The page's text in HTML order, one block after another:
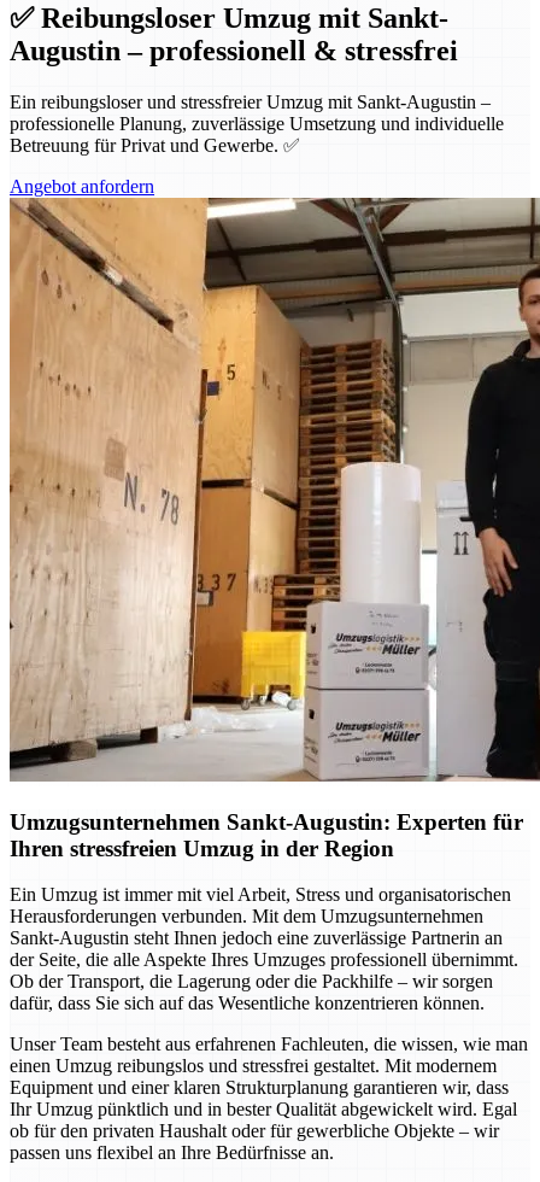
✅ Reibungsloser Umzug mit Sankt-
Augustin – professionell & stressfrei
Ein reibungsloser und stressfreier Umzug mit Sankt-Augustin –
professionelle Planung, zuverlässige Umsetzung und individuelle
Betreuung für Privat und Gewerbe. ✅
Angebot anfordern
Umzugsunternehmen Sankt-Augustin: Experten für
Ihren stressfreien Umzug in der Region
Ein Umzug ist immer mit viel Arbeit, Stress und organisatorischen
Herausforderungen verbunden. Mit dem Umzugsunternehmen
Sankt-Augustin steht Ihnen jedoch eine zuverlässige Partnerin an
der Seite, die alle Aspekte Ihres Umzuges professionell übernimmt.
Ob der Transport, die Lagerung oder die Packhilfe – wir sorgen
dafür, dass Sie sich auf das Wesentliche konzentrieren können.
Unser Team besteht aus erfahrenen Fachleuten, die wissen, wie man
einen Umzug reibungslos und stressfrei gestaltet. Mit modernem
Equipment und einer klaren Strukturplanung garantieren wir, dass
Ihr Umzug pünktlich und in bester Qualität abgewickelt wird. Egal
ob für den privaten Haushalt oder für gewerbliche Objekte – wir
passen uns flexibel an Ihre Bedürfnisse an.